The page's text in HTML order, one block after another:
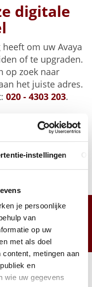
instellingen
je persoonlijke
van
op uw
met als doel
metingen aan
en
wie uw gegevens
digitale
om uw Avaya
of te upgraden.
op zoek naar
het juiste adres.
020 - 4303 203.
heeft invloed
producten en
in huis!